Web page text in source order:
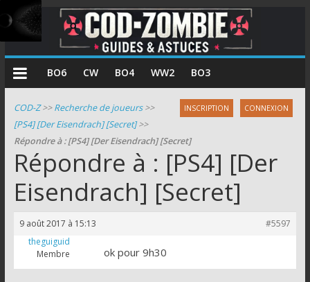
COD
Zombie
Guides
et
astuces
pour
le
zombie
Call
BO6 CW BO4 WW2 BO3
INSCRIPTION CONNEXION
COD-Z>>Recherche de joueurs>>
[PS4] [Der Eisendrach] [Secret]>>
Répondre à : [PS4] [Der Eisendrach] [Secret]
Répondre à : [PS4] [Der
Eisendrach] [Secret]
9 août 2017 à 15:13
#5597
theguiguid
Membre
ok pour 9h30